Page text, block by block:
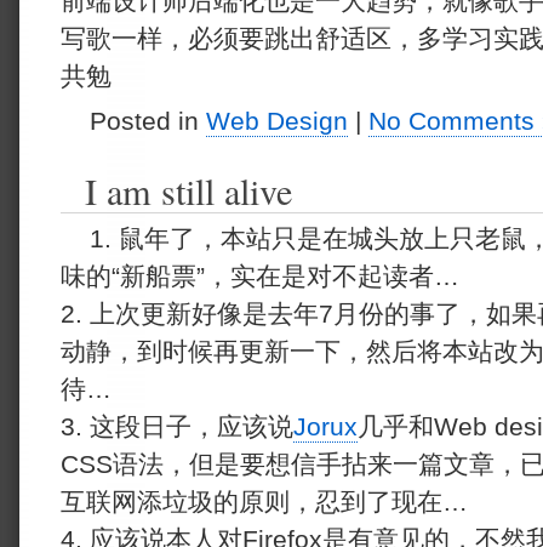
写歌一样，必须要跳出舒适区，多学习实
共勉
Posted inWeb Design | No Comments
I am still alive
1. 鼠年了，本站只是在城头放上只老鼠
味的“新船票”，实在是对不起读者…
2. 上次更新好像是去年7月份的事了，如
动静，到时候再更新一下，然后将本站改
待…
3. 这段日子，应该说Jorux 几乎和Web
CSS语法，但是要想信手拈来一篇文章，
互联网添垃圾的原则，忍到了现在…
4. 应该说本人对Firefox是有意见的，不然